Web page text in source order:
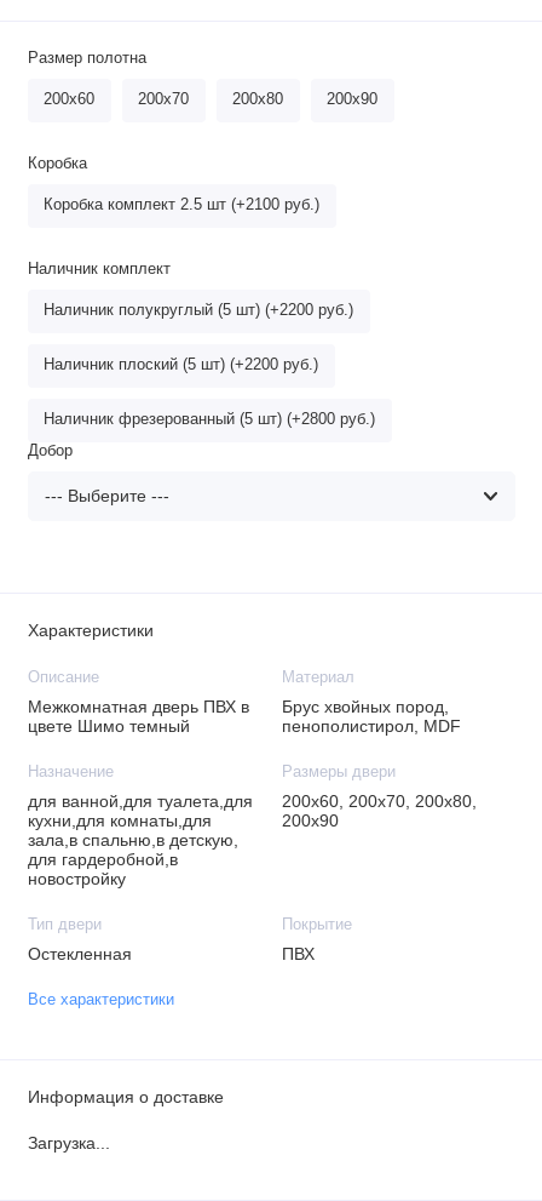
Размер полотна
200х60 200х70 200х80 200х90
Коробка
Коробка комплект 2.5 шт (+2100 руб.)
Наличник комплект
Наличник полукруглый (5 шт) (+2200 руб.)
Наличник плоский (5 шт) (+2200 руб.)
Наличник фрезерованный (5 шт) (+2800 руб.)
Добор
Характеристики
Описание
Межкомнатная дверь ПВХ в
цвете Шимо темный
Материал
Брус хвойных пород,
пенополистирол, MDF
Назначение
для ванной,для туалета,для
кухни,для комнаты,для
зала,в спальню,в детскую,
для гардеробной,в
новостройку
Размеры двери
200х60, 200х70, 200х80,
200х90
Тип двери
Остекленная
Покрытие
ПВХ
Все характеристики
Информация о доставке
Загрузка...